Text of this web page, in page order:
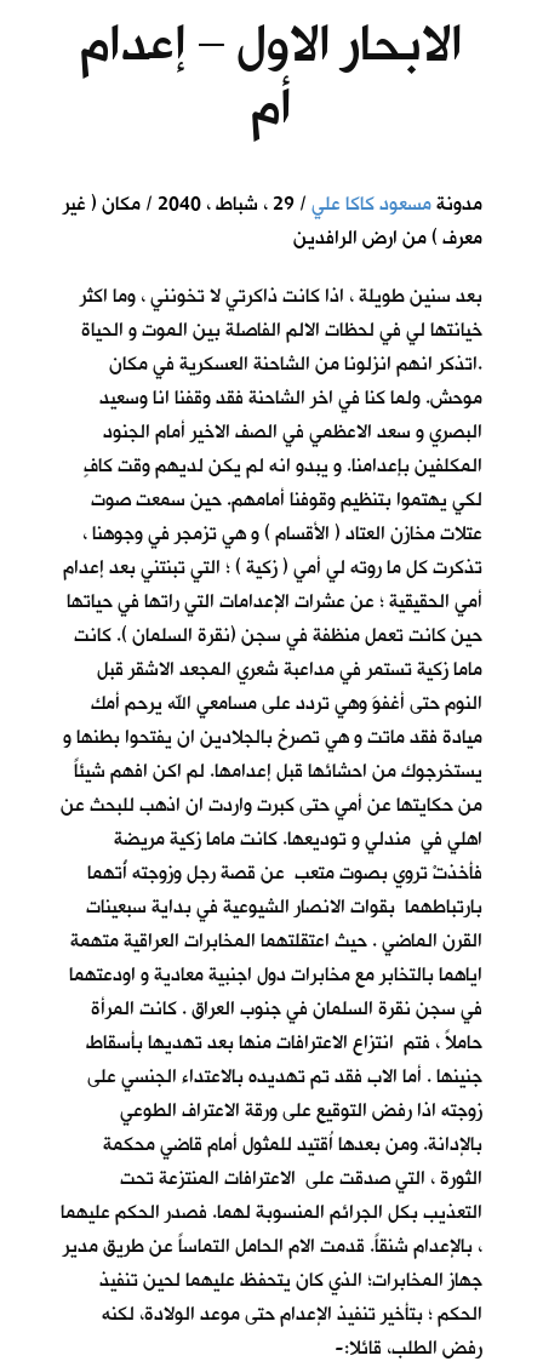
الابحار الاول – إعدام
أم
مدونةمسعود كاكا علي
/ 29 ، شباط ، 2040 / مكان ( غير
معرف ) من ارض الرافدين
بعد سنين طويلة ، اذا كانت ذاكرتي لا تخونني ، وما اكثر
خيانتها لي في لحظات الالم الفاصلة بين الموت و الحياة
.اتذكر انهم انزلونا من الشاحنة العسكرية في مكان
موحش. ولما كنا في اخر الشاحنة فقد وقفنا انا وسعيد
البصري و سعد الاعظمي في الصف الاخير أمام الجنود
المكلفين بإعدامنا. و يبدو انه لم يكن لديهم وقت كافٍ
لكي يهتموا بتنظيم وقوفنا أمامهم. حين سمعت صوت
عتلات مخازن العتاد ( الأقسام ) و هي تزمجر في وجوهنا ،
تذكرت كل ما روته لي أمي ( زكية ) ؛ التي تبنتني بعد إعدام
أمي الحقيقية ؛ عن عشرات الإعدامات التي راتها في حياتها
حين كانت تعمل منظفة في سجن (نقرة السلمان ). كانت
ماما زكية تستمر في مداعبة شعري المجعد الاشقر قبل
النوم حتى أغفوَ وهي تردد على مسامعي الله يرحم أمك
ميادة فقد ماتت و هي تصرخ بالجلادين ان يفتحوا بطنها و
يستخرجوك من احشائها قبل إعدامها. لم اكن افهم شيئاً
من حكايتها عن أمي حتى كبرت واردت ان اذهب للبحث عن
اهلي في مندلي و توديعها. كانت ماما زكية مريضة
فأخذتْ تروي بصوت متعب عن قصة رجل وزوجته أُتهما
بارتباطهما بقوات الانصار الشيوعية في بداية سبعينات
القرن الماضي . حيث اعتقلتهما المخابرات العراقية متهمة
اياهما بالتخابر مع مخابرات دول اجنبية معادية و اودعتهما
في سجن نقرة السلمان في جنوب العراق . كانت المرأة
حاملاً ، فتم انتزاع الاعترافات منها بعد تهديها بأسقاط
جنينها . أما الاب فقد تم تهديده بالاعتداء الجنسي على
زوجته اذا رفض التوقيع على ورقة الاعتراف الطوعي
بالإدانة. ومن بعدها اُقتيد للمثول أمام قاضي محكمة
الثورة ، التي صدقت على الاعترافات المنتزعة تحت
التعذيب بكل الجرائم المنسوبة لهما. فصدر الحكم عليهما
، بالإعدام شنقاً. قدمت الام الحامل التماساً عن طريق مدير
جهاز المخابرات؛ الذي كان يتحفظ عليهما لحين تنفيذ
الحكم ؛ بتأخير تنفيذ الإعدام حتى موعد الولادة، لكنه
رفض الطلب، قائلا:-